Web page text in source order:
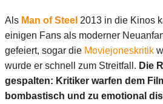
Als Man of Steel 2013 in die Kinos
einigen Fans als moderner
gefeiert, sogar die Moviejoneskritik
wurde er schnell zum Streitfall. Die
gespalten: Kritiker warfen dem
bombastisch und zu emotional